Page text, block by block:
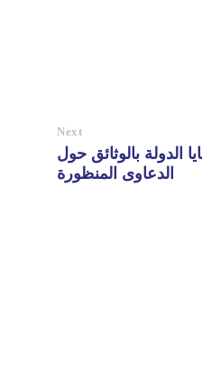
Next
الدولة بالوثائق حول
الدعاوى المنظورة